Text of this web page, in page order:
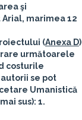
şi
marimea 12
(Anexa D)
următoarele
costurile
se pot
Umanistică
sus): 1.